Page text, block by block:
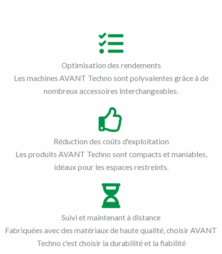
Optimisation des rendements
Les machines AVANT Techno sont polyvalentes grâce à de
nombreux accessoires interchangeables.
Réduction des coûts d'exploitation
Les produits AVANT Techno sont compacts et maniables,
idéaux pour les espaces restreints.
Suivi et maintenant à distance
Fabriquées avec des matériaux de haute qualité, choisir AVANT
Techno c'est choisir la durabilité et la fiabilité